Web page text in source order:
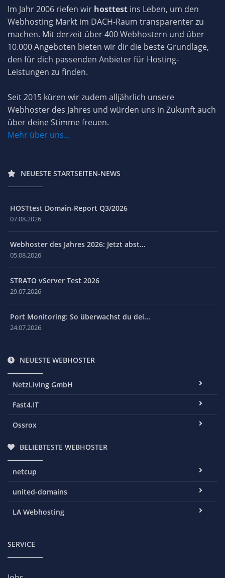
Im Jahr 2006 riefen wir hosttest ins Leben, um den
Webhosting Markt im DACH-Raum transparenter zu
machen. Mit derzeit über 400 Webhostern und über
10.000 Angeboten bieten wir dir die beste Grundlage,
den für dich passenden Anbieter für Hosting-
Leistungen zu finden.
Seit 2015 küren wir zudem alljährlich unsere
Webhoster des Jahres und würden uns in Zukunft auch
über deine Stimme freuen.
Mehr über uns...
NEUESTE STARTSEITEN-NEWS
HOSTtest Domain-Report Q3/2026
07.08.2026
Webhoster des Jahres 2026: Jetzt abst...
05.08.2026
STRATO vServer Test 2026
29.07.2026
Port Monitoring: So überwachst du dei...
24.07.2026
NEUESTE WEBHOSTER
NetzLiving GmbH
Fast4.IT
Ossrox
BELIEBTESTE WEBHOSTER
netcup
united-domains
LA Webhosting
SERVICE